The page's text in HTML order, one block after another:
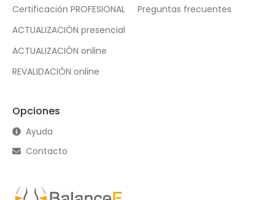
Certificación PROFESIONAL
ACTUALIZACIÓN presencial
ACTUALIZACIÓN online
REVALIDACIÓN online
Preguntas frecuentes
Opciones
Ayuda
Contacto